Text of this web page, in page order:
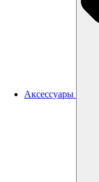
Аксессуары